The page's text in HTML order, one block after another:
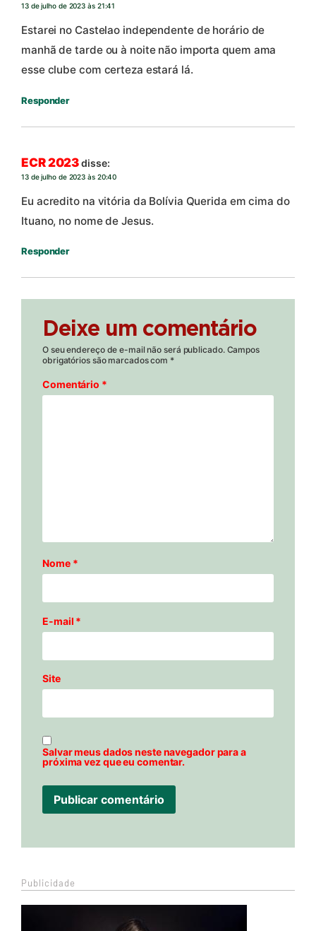
13 de julho de 2023 às 21:41
Estarei no Castelao independente de horário de
manhã de tarde ou à noite não importa quem ama
esse clube com certeza estará lá.
Responder
ECR 2023disse:
13 de julho de 2023 às 20:40
Eu acredito na vitória da Bolívia Querida em cima do
Ituano, no nome de Jesus.
Responder
Deixe um comentário
O seu endereço de e-mail não será publicado. Campos
obrigatórios são marcados com *
Comentário *
Nome *
E-mail *
Site
Salvar meus dados neste navegador para a
próxima vez que eu comentar.
Publicidade